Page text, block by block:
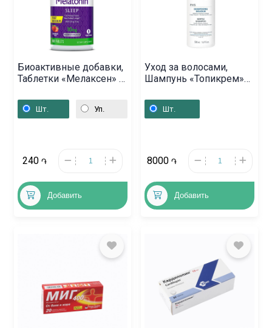
Биоактивные добавки,
Таблетки «Мелаксен» 3
Шт. Уп.
240 ֏
Добавить
Уход за волосами,
Шампунь «Топикрем»
Ֆրանսիա
Шт.
8000 ֏
Добавить